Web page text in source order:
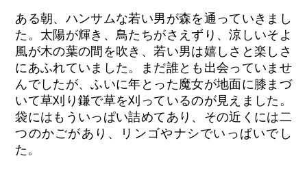
ある朝、ハンサムな若い男が森を通っていきまし
た。太陽が輝き、鳥たちがさえずり、涼しいそよ
風が木の葉の間を吹き、若い男は嬉しさと楽しさ
にあふれていました。まだ誰とも出会っていませ
んでしたが、ふいに年とった魔女が地面に膝まづ
いて草刈り鎌で草を刈っているのが見えました。
袋にはもういっぱい詰めてあり、その近くには二
つのかごがあり、リンゴやナシでいっぱいでし
た。